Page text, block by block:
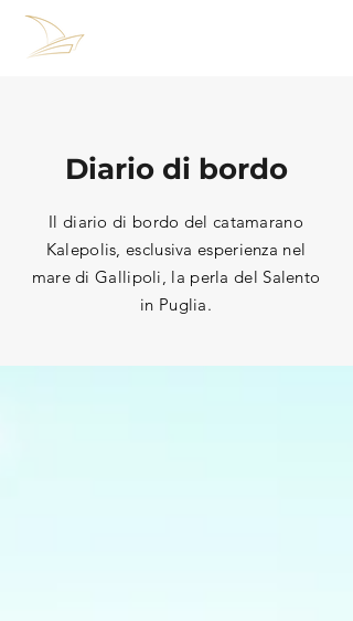
Diario di bordo
Il diario di bordo del catamarano
Kalepolis, esclusiva esperienza nel
mare di Gallipoli, la perla del Salento
in Puglia.